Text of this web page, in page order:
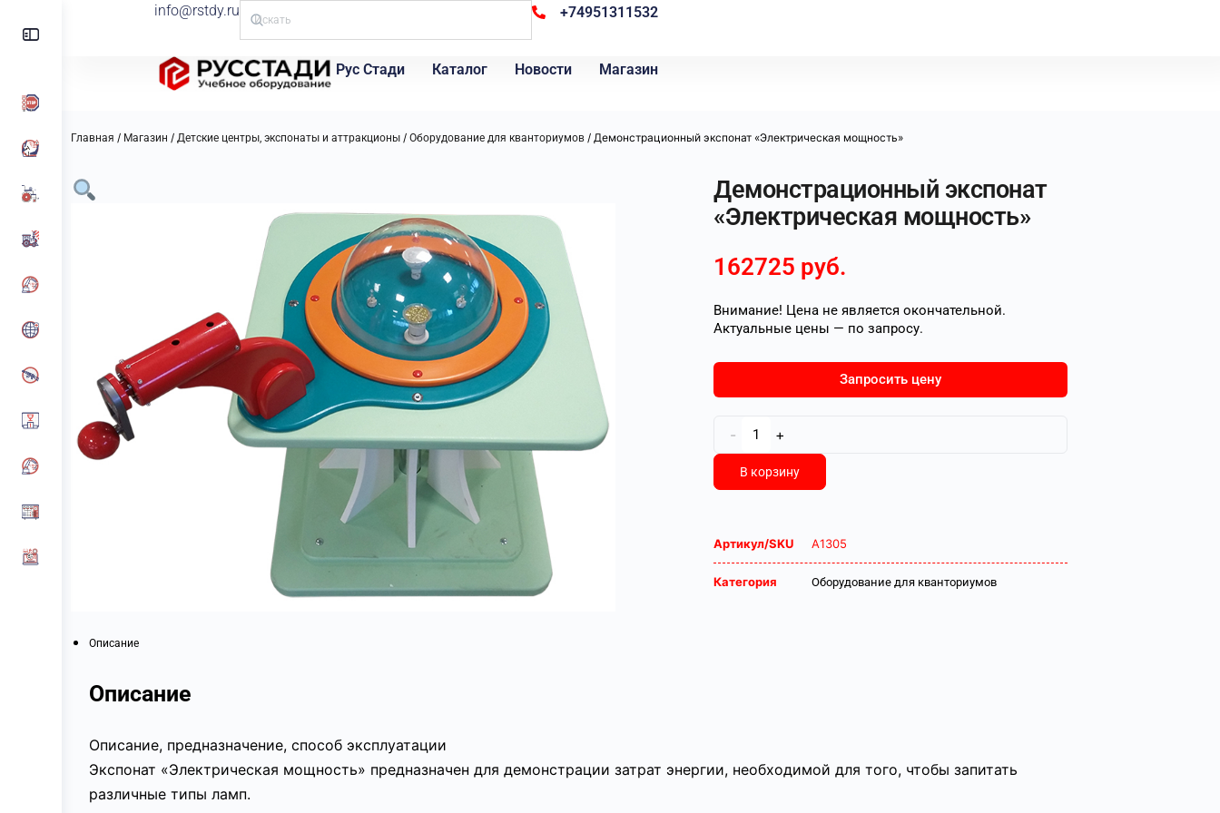
info@rstdy.ru +74951311532
Рус Стади Каталог Новости Магазин
Главная / Магазин / Детские центры, экспонаты и аттракционы / Оборудование для кванториумов / Демонстрационный экспонат «Электрическая мощность»
Демонстрационный экспонат
«Электрическая мощность»
162725 руб.
Внимание! Цена не является окончательной.
Актуальные цены — по запросу.
Запросить цену
- +
В корзину
Артикул/SKU А1305
Категория Оборудование для кванториумов
Описание
Описание
Описание, предназначение, способ эксплуатации
Экспонат «Электрическая мощность» предназначен для демонстрации затрат энергии, необходимой для того, чтобы запитать
различные типы ламп.